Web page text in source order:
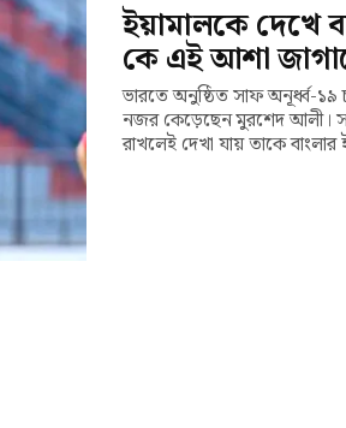
ইয়ামালকে
কে এই আশা
ভারতে অনুষ্ঠিত সাফ অনূর্ধ্ব-১৯
নজর কেড়েছেন মুরশেদ আলী।
রাখলেই দেখা যায় তাকে